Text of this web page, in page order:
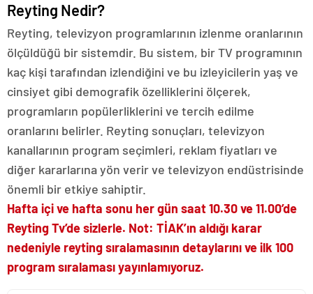
Reyting Nedir?
Reyting, televizyon programlarının izlenme oranlarının
ölçüldüğü bir sistemdir. Bu sistem, bir TV programının
kaç kişi tarafından izlendiğini ve bu izleyicilerin yaş ve
cinsiyet gibi demografik özelliklerini ölçerek,
programların popülerliklerini ve tercih edilme
oranlarını belirler. Reyting sonuçları, televizyon
kanallarının program seçimleri, reklam fiyatları ve
diğer kararlarına yön verir ve televizyon endüstrisinde
önemli bir etkiye sahiptir.
Hafta içi ve hafta sonu her gün saat 10.30 ve 11.00’de
Reyting Tv’de sizlerle. Not: TİAK’ın aldığı karar
nedeniyle reyting sıralamasının detaylarını ve ilk 100
program sıralaması yayınlamıyoruz.